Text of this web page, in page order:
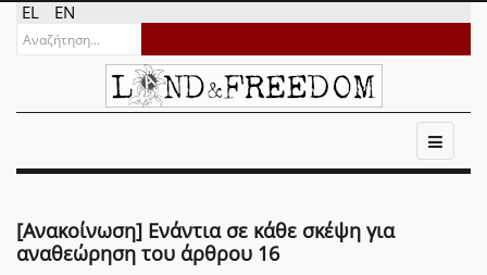
EL EN
[Ανακοίνωση] Ενάντια σε κάθε σκέψη για
αναθεώρηση του άρθρου 16